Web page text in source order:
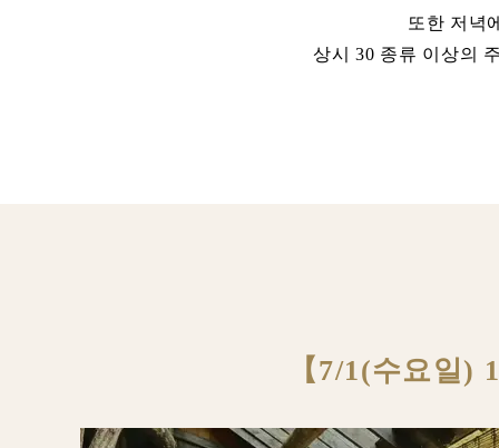
또한 저녁
상시 30 종류 이상의
【7/1(수요일